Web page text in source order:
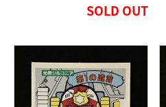
SOLD OUT